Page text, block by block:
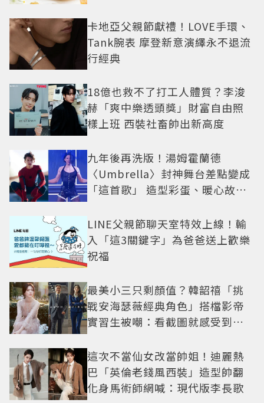
卡地亞父親節獻禮！LOVE手環、
Tank腕表 摩登新意演繹永不退流
行經典
18億也救不了打工人體質？李浚
赫「爽中樂透頭獎」財富自由照
樣上班 西裝社畜帥出新高度
九年後再洗版！湯姆霍蘭德
〈Umbrella〉封神舞台差點變成
「這首歌」 造型彩蛋、暖心故事
LINE父親節聊天室特效上線！輸
入「這3關鍵字」為爸爸送上歡樂
祝福
最美小三只剩顏值？韓韶禧「挑
戰安海瑟薇經典角色」搭檔影帝
實習生被嘲：看截圖就感受到演
這次不當仙女改當帥姐！迪麗熱
巴「英倫老錢風西裝」造型帥翻
化身馬術師網喊：現代版李長歌